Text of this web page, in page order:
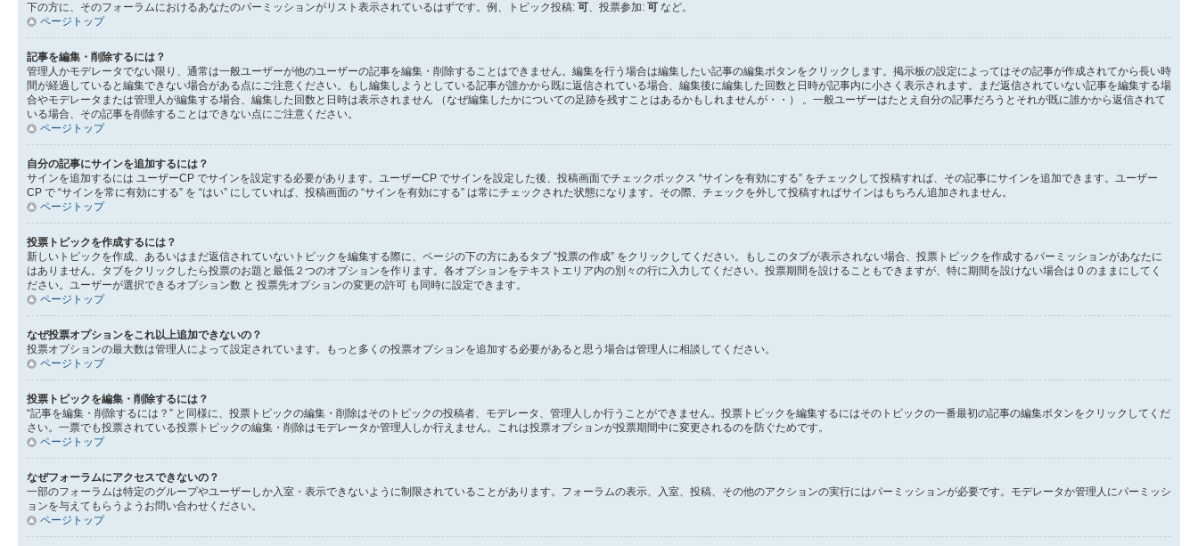
下の方に、そのフォーラムにおけるあなたのパーミッションがリスト表示されているはずです。例、トピック投稿: 可、投票参加: 可 など。
ページトップ
記事を編集・削除するには？
管理人かモデレータでない限り、通常は一般ユーザーが他のユーザーの記事を編集・削除することはできません。編集を行う場合は編集したい記事の編集ボタンをクリックします。掲示板の設定によってはその記事が作成されてから長い時
間が経過していると編集できない場合がある点にご注意ください。もし編集しようとしている記事が誰かから既に返信されている場合、編集後に編集した回数と日時が記事内に小さく表示されます。まだ返信されていない記事を編集する場
合やモデレータまたは管理人が編集する場合、編集した回数と日時は表示されません （なぜ編集したかについての足跡を残すことはあるかもしれませんが・・） 。一般ユーザーはたとえ自分の記事だろうとそれが既に誰かから返信されて
いる場合、その記事を削除することはできない点にご注意ください。
ページトップ
自分の記事にサインを追加するには？
サインを追加するには ユーザーCP でサインを設定する必要があります。ユーザーCP でサインを設定した後、投稿画面でチェックボックス “サインを有効にする” をチェックして投稿すれば、その記事にサインを追加できます。ユーザー
CP で “サインを常に有効にする” を “はい” にしていれば、投稿画面の “サインを有効にする” は常にチェックされた状態になります。その際、チェックを外して投稿すればサインはもちろん追加されません。
ページトップ
投票トピックを作成するには？
新しいトピックを作成、あるいはまだ返信されていないトピックを編集する際に、ページの下の方にあるタブ “投票の作成” をクリックしてください。もしこのタブが表示されない場合、投票トピックを作成するパーミッションがあなたに
はありません。タブをクリックしたら投票のお題と最低２つのオプションを作ります。各オプションをテキストエリア内の別々の行に入力してください。投票期間を設けることもできますが、特に期間を設けない場合は 0 のままにしてく
ださい。ユーザーが選択できるオプション数 と 投票先オプションの変更の許可 も同時に設定できます。
ページトップ
なぜ投票オプションをこれ以上追加できないの？
投票オプションの最大数は管理人によって設定されています。もっと多くの投票オプションを追加する必要があると思う場合は管理人に相談してください。
ページトップ
投票トピックを編集・削除するには？
“記事を編集・削除するには？” と同様に、投票トピックの編集・削除はそのトピックの投稿者、モデレータ、管理人しか行うことができません。投票トピックを編集するにはそのトピックの一番最初の記事の編集ボタンをクリックしてくだ
さい。一票でも投票されている投票トピックの編集・削除はモデレータか管理人しか行えません。これは投票オプションが投票期間中に変更されるのを防ぐためです。
ページトップ
なぜフォーラムにアクセスできないの？
一部のフォーラムは特定のグループやユーザーしか入室・表示できないように制限されていることがあります。フォーラムの表示、入室、投稿、その他のアクションの実行にはパーミッションが必要です。モデレータか管理人にパーミッシ
ョンを与えてもらうようお問い合わせください。
ページトップ